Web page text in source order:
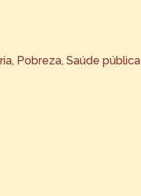
, Pobreza, Saúde pública